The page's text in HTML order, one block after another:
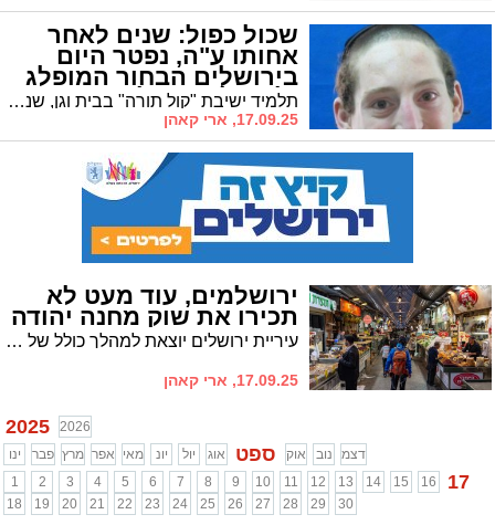
שכול כפול: שנים לאחר
אחותו ע"ה, נפטר היום
בירושלים הבחור המופלג
זלמן זלזניק ז"ל תלמיד ישיבת "קול תורה" בבית וגן, שנאבק שנים רבות בייסורים, נפטר והוא בן 32 • הלוויתו יצאה מהישיבה דרך בית הוריו בסנהדריה להר הזיתים
17.09.25, ארי קאהן
ירושלמים, עוד מעט לא
תכירו את שוק מחנה יהודה
עיריית ירושלים יוצאת למהלך כולל של "יישור קו" להסדרת הפעילות בשוק מחנה יהודה • המטרה: להפוך את השוק לנקי, בטוח ומזמין יותר, לטובת הקונים, המבקרים והסוחרים
17.09.25, ארי קאהן
2025
2026
ינו
פבר מרץ אפר מאי יונ יול אוג ספט אוק נוב
דצמ
1
2 3 4 5 6 7 8 9 10 11 12 13 14 15 16 17
18 19 20 21 22 23 24 25 26 27 28 29 30